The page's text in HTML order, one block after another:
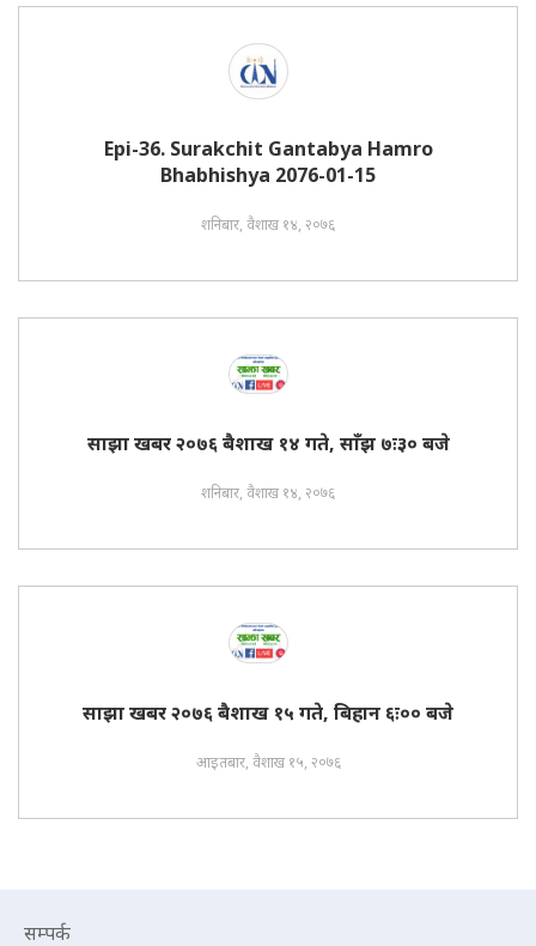
Epi-36. Surakchit Gantabya Hamro
Bhabhishya 2076-01-15
शनिबार, वैशाख १४, २०७६
साझा खबर २०७६ बैशाख १४ गते, साँझ ७ः३० बजे
शनिबार, वैशाख १४, २०७६
साझा खबर २०७६ बैशाख १५ गते, बिहान ६ः०० बजे
आइतबार, वैशाख १५, २०७६
सम्पर्क